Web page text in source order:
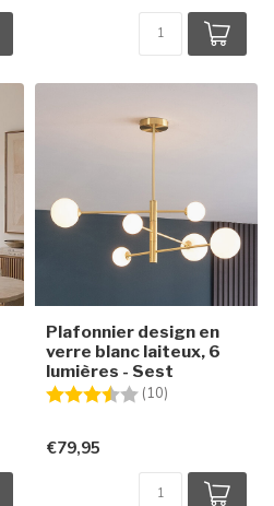
Plafonnier design en
verre blanc laiteux, 6
lumières - Sest
Note:
(10)
€79,95